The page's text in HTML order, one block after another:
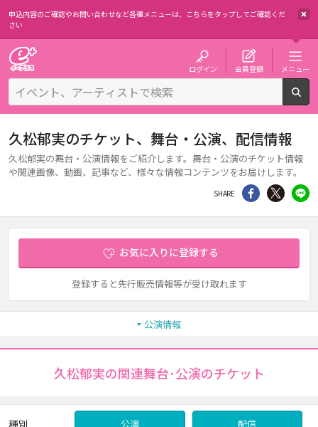
申込内容のご確認やお問い合わせなど各種メニューは、 こちらをタップしてご確認くだ
さい
ログイン 会員登録 メニュー
久松郁実のチケット、舞台・公演、配信情報
久松郁実の舞台・公演情報をご紹介します。舞台・公演のチケット情報
や関連画像、動画、記事など、様々な情報コンテンツをお届けします。
SHARE シェア Twitter
お気に入りに登録する
登録すると先行販売情報等が受け取れます
公演情報
久松郁実の関連舞台･公演のチケット
種別 公演 配信